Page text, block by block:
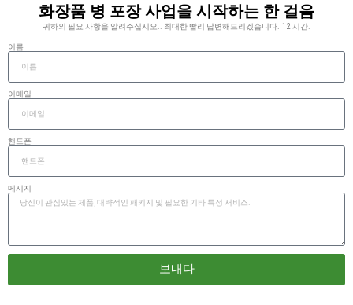
화장품 병 포장 사업을 시작하는 한 걸음
귀하의 필요 사항을 알려주십시오.. 최대한 빨리 답변해드리겠습니다. 12 시간.
이름
이메일
핸드폰
메시지
보내다